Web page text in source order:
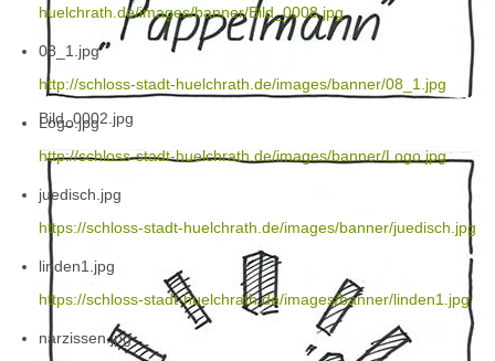
Bild_0002.jpg
huelchrath.de/images/banner/Bild_0008.jpg
08_1.jpg
http://schloss-stadt-huelchrath.de/images/banner/08_1.jpg
Logo.jpg
http://schloss-stadt-huelchrath.de/images/banner/Logo.jpg
juedisch.jpg
https://schloss-stadt-huelchrath.de/images/banner/juedisch.jpg
linden1.jpg
https://schloss-stadt-huelchrath.de/images/banner/linden1.jpg
narzissen.jpg